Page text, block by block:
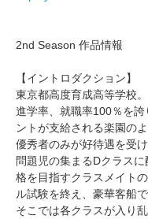
2nd Season 作品情報
【イントロダクション】
東京都高度育成高等学校。
進学率、就職率100％を
ントが支給される楽園の
優秀者のみが好待遇を受
問題児の集まるDクラス
格を目指すクラスメイト
ル試験を終え、豪華客船
そこでは各クラスが入り